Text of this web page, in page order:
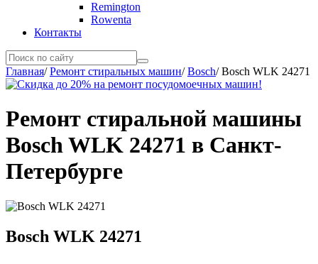
Remington
Rowenta
Контакты
Главная/Ремонт стиральных машин/Bosch/Bosch WLK 24271
Ремонт стиральной машины
Bosch WLK 24271 в Санкт-
Петербурге
Bosch WLK 24271